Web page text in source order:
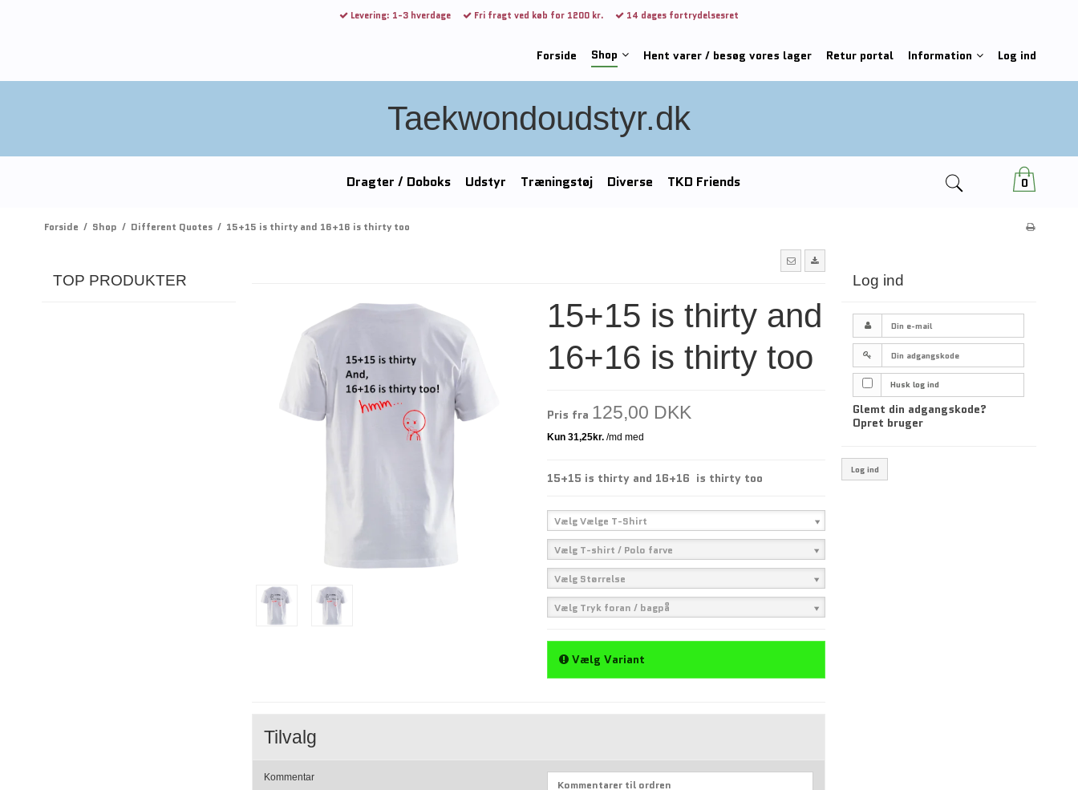
Levering: 1-3 hverdage Fri fragt ved køb for 1200 kr. 14 dages fortrydelsesret
Forside Shop Hent varer / besøg vores lager Retur portal Information Log ind
Taekwondoudstyr.dk
0
Dragter / Doboks Udstyr Træningstøj Diverse TKD Friends
Forside / Shop / Different Quotes / 15+15 is thirty and 16+16 is thirty too
TOP PRODUKTER
15+15 is thirty and
16+16 is thirty too
Pris fra 125,00 DKK
15+15 is thirty and 16+16 is thirty too
Vælg Vælge T-Shirt
Vælg T-shirt / Polo farve
Vælg Størrelse
Vælg Tryk foran / bagpå
Vælg Variant
Tilvalg
Kommentar
Log ind
Husk log ind
Glemt din adgangskode?
Opret bruger
Log ind